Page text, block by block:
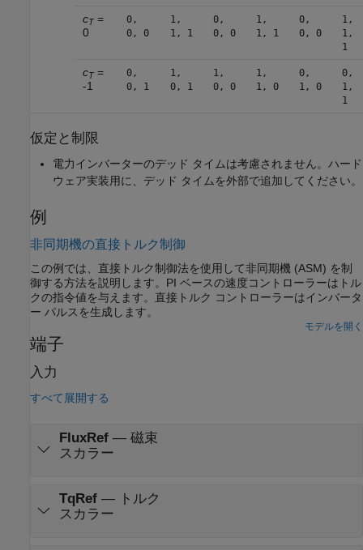
cT =
0
0,
0, 0
1,
1, 1
0,
0, 0
1,
1, 1
0,
0, 0
1,
1,
1
cT =
-1
0,
0, 1
1,
0, 1
1,
0, 0
1,
1, 0
0,
1, 0
0,
1,
1
仮定と制限
電力インバーターのデッド タイムは考慮されません。ハード
ウェア実装用に、デッド タイムを外部で追加してください。
例
非同期機の直接トルク制御
この例では、直接トルク制御法を使用して非同期機 (ASM) を制
御する方法を説明します。PI ベースの速度コントローラーはトル
クの指令値を与えます。直接トルク コントローラーはインバータ
ー パルスを生成します。
モデルを開く
端子
入力
すべて展開する
FluxRef— 磁束
スカラー
TqRef— トルク
スカラー